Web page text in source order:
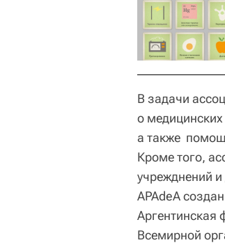
В задачи
о
а также
Кроме того,
учрежднений
APAdeA
Аргентинская
Всемирной